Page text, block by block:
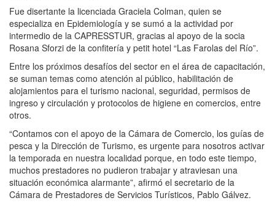
Fue disertante la licenciada Graciela Colman, quien se
especializa en Epidemiología y se sumó a la actividad por
intermedio de la CAPRESSTUR, gracias al apoyo de la socia
Rosana Sforzi de la confitería y petit hotel “Las Farolas del Río”.
Entre los próximos desafíos del sector en el área de capacitación,
se suman temas como atención al público, habilitación de
alojamientos para el turismo nacional, seguridad, permisos de
ingreso y circulación y protocolos de higiene en comercios, entre
otros.
“Contamos con el apoyo de la Cámara de Comercio, los guías de
pesca y la Dirección de Turismo, es urgente para nosotros activar
la temporada en nuestra localidad porque, en todo este tiempo,
muchos prestadores no pudieron trabajar y atraviesan una
situación económica alarmante”, afirmó el secretario de la
Cámara de Prestadores de Servicios Turísticos, Pablo Gálvez.